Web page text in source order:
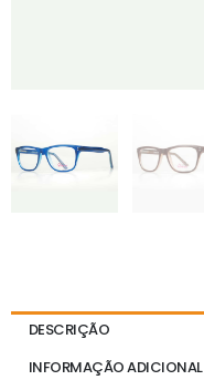
DESCRIÇÃO
INFORMAÇÃO ADICIONAL